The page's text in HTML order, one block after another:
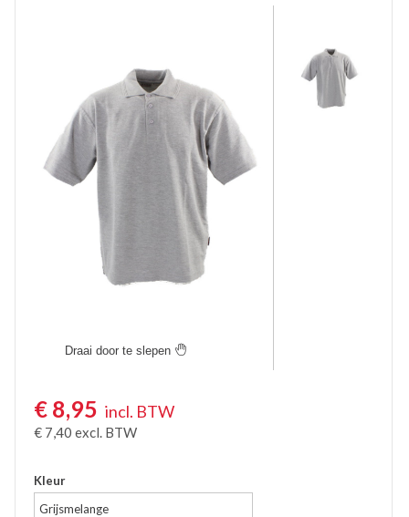
Werkshirts Bedrukken
Draai door te slepen 
€ 8,95 incl. BTW
€ 7,40 excl. BTW
Kleur
Grijsmelange